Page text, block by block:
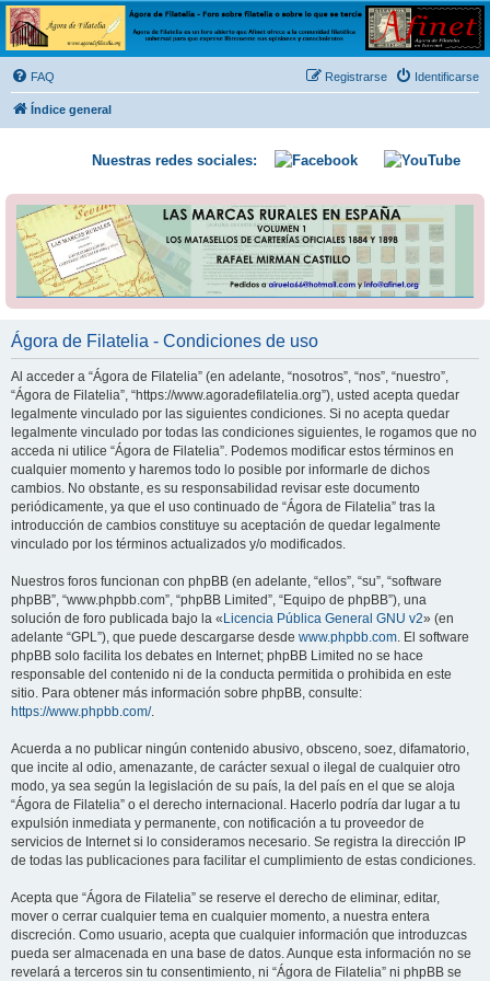
Ágora de Filatelia
Foro sobre filatelia o sobre lo que se tercie. Ágora de Filatelia es un foro abierto que Afinet
ofrece a la comunidad filatélica universal para que exprese libremente sus opiniones y
conocimientos
FAQ Identificarse
Registrarse
Índice general
Nuestras redes sociales:
Ágora de Filatelia - Condiciones de uso
Al acceder a “Ágora de Filatelia” (en adelante, “nosotros”, “nos”, “nuestro”,
“Ágora de Filatelia”, “https://www.agoradefilatelia.org”), usted acepta quedar
legalmente vinculado por las siguientes condiciones. Si no acepta quedar
legalmente vinculado por todas las condiciones siguientes, le rogamos que no
acceda ni utilice “Ágora de Filatelia”. Podemos modificar estos términos en
cualquier momento y haremos todo lo posible por informarle de dichos
cambios. No obstante, es su responsabilidad revisar este documento
periódicamente, ya que el uso continuado de “Ágora de Filatelia” tras la
introducción de cambios constituye su aceptación de quedar legalmente
vinculado por los términos actualizados y/o modificados.
Nuestros foros funcionan con phpBB (en adelante, “ellos”, “su”, “software
phpBB”, “www.phpbb.com”, “phpBB Limited”, “Equipo de phpBB”), una
solución de foro publicada bajo la « Licencia Pública General GNU v2» (en
adelante “GPL”), que puede descargarse desde www.phpbb.com. El software
phpBB solo facilita los debates en Internet; phpBB Limited no se hace
responsable del contenido ni de la conducta permitida o prohibida en este
sitio. Para obtener más información sobre phpBB, consulte:
https://www.phpbb.com/.
Acuerda a no publicar ningún contenido abusivo, obsceno, soez, difamatorio,
que incite al odio, amenazante, de carácter sexual o ilegal de cualquier otro
modo, ya sea según la legislación de su país, la del país en el que se aloja
“Ágora de Filatelia” o el derecho internacional. Hacerlo podría dar lugar a tu
expulsión inmediata y permanente, con notificación a tu proveedor de
servicios de Internet si lo consideramos necesario. Se registra la dirección IP
de todas las publicaciones para facilitar el cumplimiento de estas condiciones.
Acepta que “Ágora de Filatelia” se reserve el derecho de eliminar, editar,
mover o cerrar cualquier tema en cualquier momento, a nuestra entera
discreción. Como usuario, acepta que cualquier información que introduzcas
pueda ser almacenada en una base de datos. Aunque esta información no se
revelará a terceros sin tu consentimiento, ni “Ágora de Filatelia” ni phpBB se